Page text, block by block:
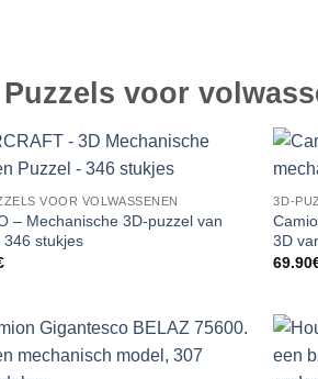
voor
VOOR VOLWASSENEN
– Mechanische 3D-puzzel van
346 stukjes
3D-
3D
69.90